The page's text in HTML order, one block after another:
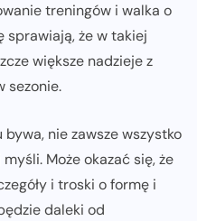
treningów i walka o
sprawiają, że w takiej
większe nadzieje z
sezonie.
nie zawsze wszystko
Może okazać się, że
i troski o formę i
daleki od